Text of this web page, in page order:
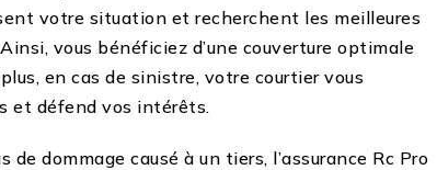
votre situation et recherchent les meilleures
vous bénéficiez d’une couverture optimale
en cas de sinistre, votre courtier vous
et défend vos intérêts.
de dommage causé à un tiers, l’assurance Rc Pro